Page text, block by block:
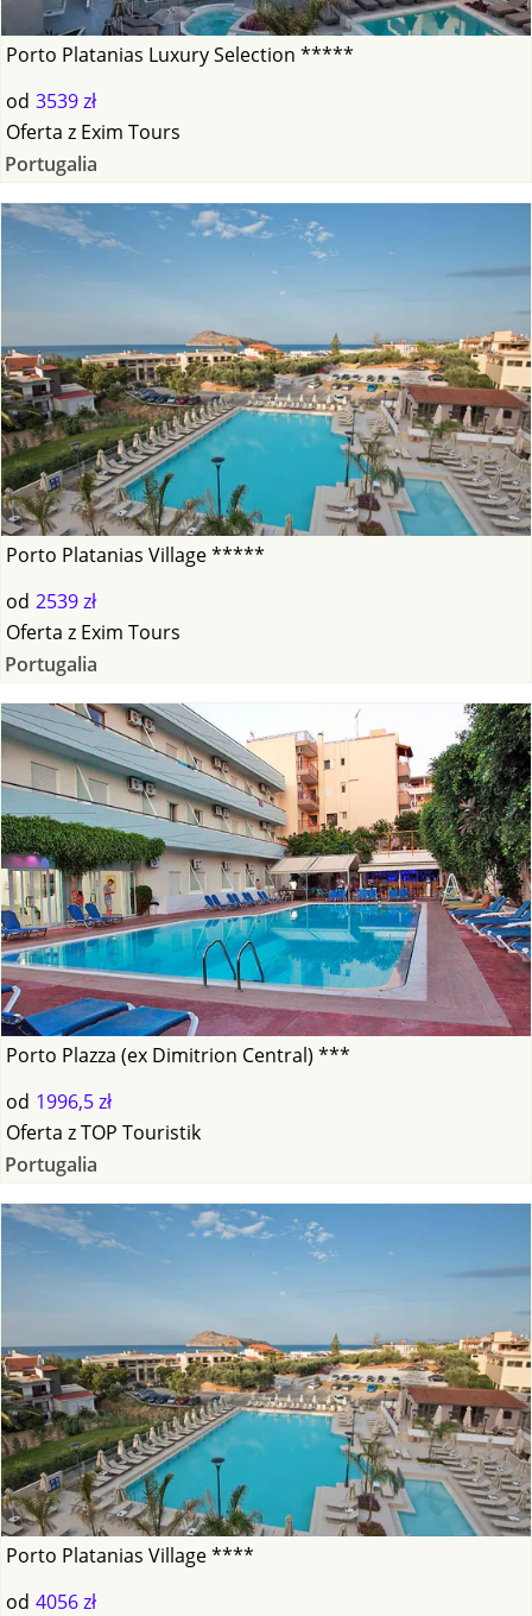
Porto Platanias Luxury Selection *****
od 3539 zł
Oferta z Exim Tours
Portugalia
Porto Platanias Village *****
od 2539 zł
Oferta z Exim Tours
Portugalia
Porto Plazza (ex Dimitrion Central) ***
od 1996,5 zł
Oferta zTOP Touristik
Portugalia
Porto Platanias Village ****
od 4056 zł